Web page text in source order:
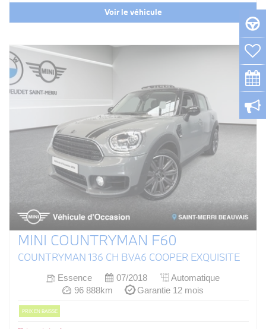
Voir le véhicule
MINI COUNTRYMAN F60
COUNTRYMAN 136 CH BVA6 COOPER EXQUISITE
Essence 07/2018
Automatique
96 888km
Garantie 12 mois
PRIX EN BAISSE